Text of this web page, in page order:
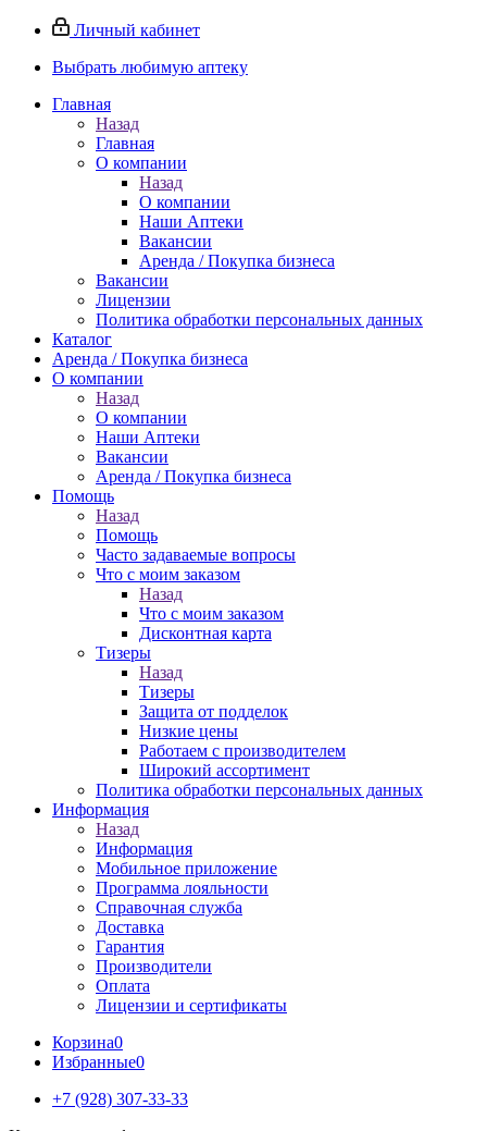
Личный кабинет
Выбрать любимую аптеку
Главная
Назад
Главная
О компании
Назад
О компании
Наши Аптеки
Вакансии
Аренда / Покупка бизнеса
Вакансии
Лицензии
Политика обработки персональных данных
Каталог
Аренда / Покупка бизнеса
О компании
Назад
О компании
Наши Аптеки
Вакансии
Аренда / Покупка бизнеса
Помощь
Назад
Помощь
Часто задаваемые вопросы
Что с моим заказом
Назад
Что с моим заказом
Дисконтная карта
Тизеры
Назад
Тизеры
Защита от подделок
Низкие цены
Работаем с производителем
Широкий ассортимент
Политика обработки персональных данных
Информация
Назад
Информация
Мобильное приложение
Программа лояльности
Справочная служба
Доставка
Гарантия
Производители
Оплата
Лицензии и сертификаты
Корзина0
Избранные0
+7 (928) 307-33-33